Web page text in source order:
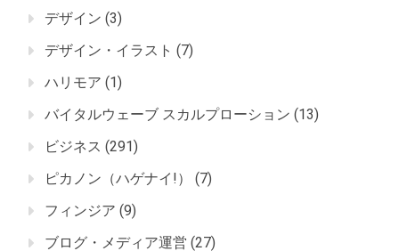
デザイン (3)
デザイン・イラスト (7)
ハリモア (1)
バイタルウェーブ スカルプローション (13)
ビジネス (291)
ピカノン（ハゲナイ!）
(7)
フィンジア (9)
ブログ・メディア運営 (27)